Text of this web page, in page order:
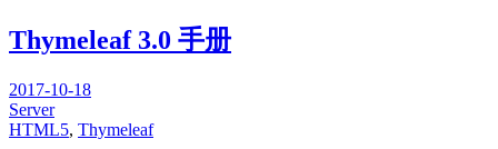
Thymeleaf 3.0 手册
2017-10-18
Server
HTML5, Thymeleaf